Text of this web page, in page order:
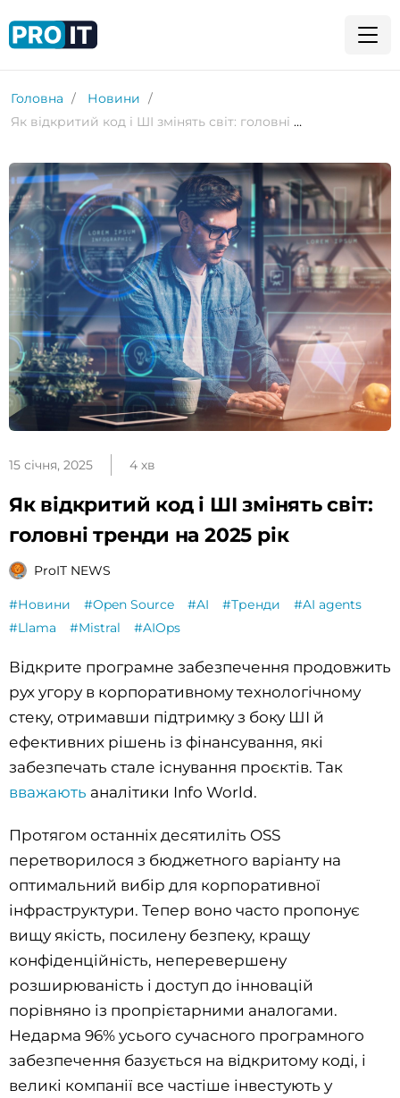
Головна
Новини
Як відкритий код і ШІ змінять світ: головні тренди на 2025 рік
15 січня, 2025 4 хв
Як відкритий код і ШІ змінять світ:
головні тренди на 2025 рік
ProIT NEWS
#Новини #Open Source #AI #Тренди
#AI agents
#Llama
#Mistral #AIOps
Відкрите програмне забезпечення продовжить
рух угору в корпоративному технологічному
стеку, отримавши підтримку з боку ШІ й
ефективних рішень із фінансування, які
забезпечать стале існування проєктів. Так
вважають аналітики Info World.
Протягом останніх десятиліть OSS
перетворилося з бюджетного варіанту на
оптимальний вибір для корпоративної
інфраструктури. Тепер воно часто пропонує
вищу якість, посилену безпеку, кращу
конфіденційність, неперевершену
розширюваність і доступ до інновацій
порівняно із пропрієтарними аналогами.
Недарма 96% усього сучасного програмного
забезпечення базується на відкритому коді, і
великі компанії все частіше інвестують у